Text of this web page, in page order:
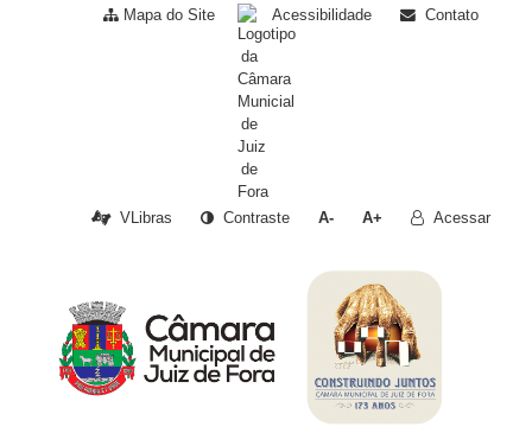
Mapa do Site Acessibilidade Contato
VLibras Contraste A- A+ Acessar